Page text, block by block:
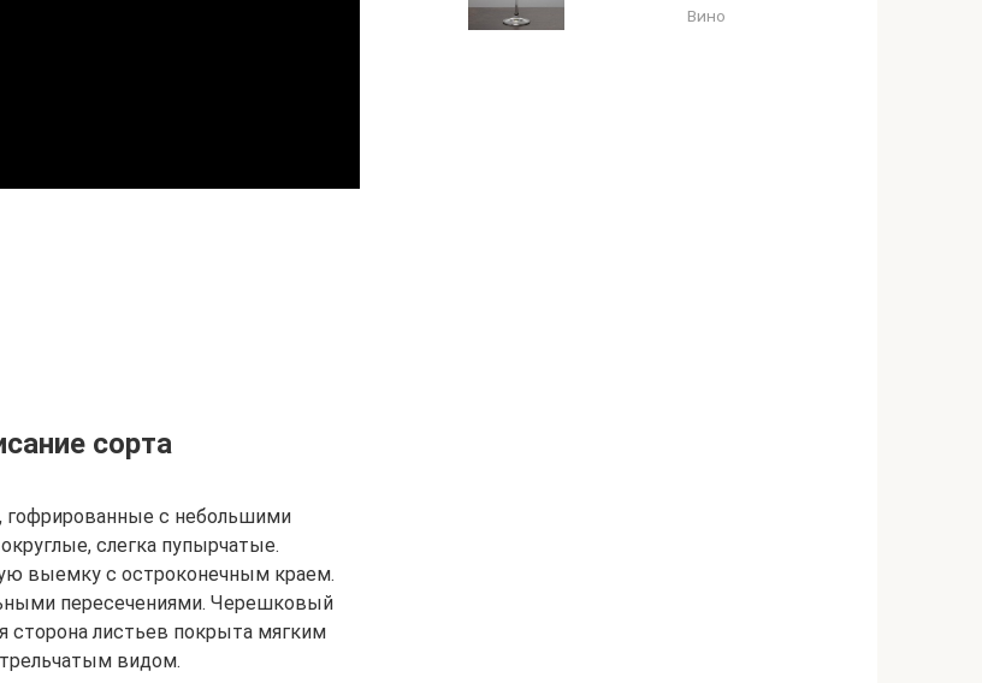
сорта
гофрированные с небольшими
слегка пупырчатые.
выемку с остроконечным краем.
пересечениями. Черешковый
сторона листьев покрыта мягким
видом.
Вино